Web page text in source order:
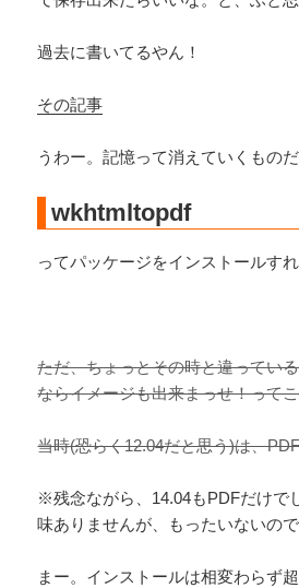
過去に書いてるやん！
その記事
うわー。記憶って消えていくものだ
wkhtmltopdf
ってパッケージをインストールすれ
ただ、ちょっとその時と違ってい
ならイメージも出来まっせ！って
当時(恐らく12.04だと思う)は、
※残念ながら、14.04もPDFだけで
味ありませんが、もったいないので
まー。インストールは相変わらず